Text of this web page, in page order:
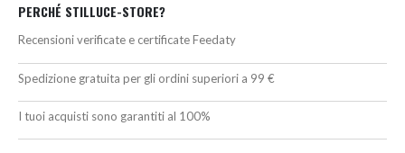
PERCHÉ STILLUCE-STORE?
Recensioni verificate e certificate Feedaty
Spedizione gratuita per gli ordini superiori a 99 €
I tuoi acquisti sono garantiti al 100%